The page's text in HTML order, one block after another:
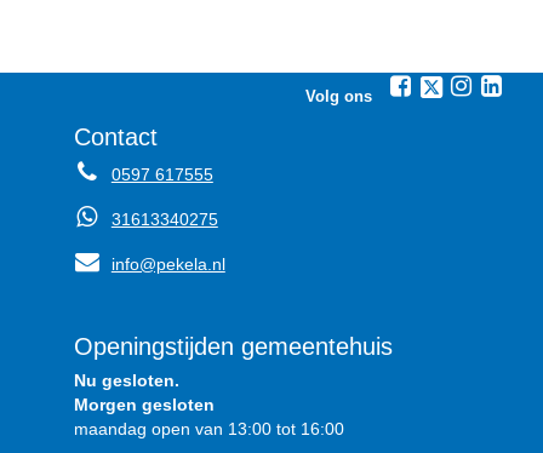
Volg ons
Contact
0597 617555
31613340275
info@pekela.nl
Openingstijden gemeentehuis
Nu gesloten.
Morgen gesloten
maandag open van 13:00 tot 16:00